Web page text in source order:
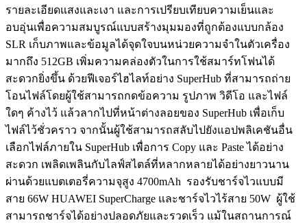
รายละเอียดแสงและเงา และการเปรียบเทียบความเย็นและ
อบอุ่นเพื่อความสมบูรณ์แบบสร้างมุมมองที่ถูกต้องแบบกล้อง
SLR เก็บภาพและข้อมูลได้จุดใจบนหน่วยความจำในตัวเครื่อง
มากถึง 512GB เพิ่มความคล่องตัวในการใช้สมาร์ทโฟนได้
สะดวกยิ่งขึ้น ด้วยฟีเจอร์ไฮไลท์อย่าง SuperHub ที่สามารถถ่าย
โอนไฟล์โดยผู้ใช้สามารถกดข้อความ รูปภาพ วิดีโอ และไฟล์
ใดๆ ค้างไว้ แล้วลากไปที่หน้าต่างลอยของ SuperHub เพื่อเก็บ
ไฟล์ไว้ชั่วคราว จากนั้นผู้ใช้สามารถสลับไปยังแอปพลิเคชันอื่น
เลือกไฟล์ภายใน SuperHub เพื่อการ Copy และ Paste ได้อย่าง
สะดวก เพลิดเพลินกับไลฟ์สไตล์ที่หลากหลายได้อย่างยาวนาน
ผ่านด้วยแบตเตอรี่ความจุสูง 4700mAh รองรับชาร์จไวแบบมี
สาย 66W HUAWEI SuperCharge และชาร์จไวไร้สาย 50W ผู้ใช้
สามารถชาร์จได้อย่างปลอดภัยและรวดเร็ว แม้ในสถานการณ์